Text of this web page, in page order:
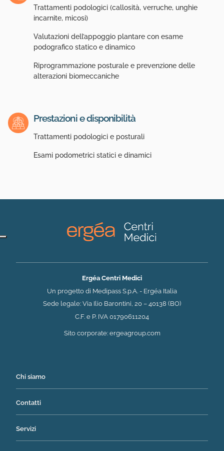
Trattamenti podologici (callosità, verruche, unghie
incarnite, micosi)
Valutazioni dell’appoggio plantare con esame
podografico statico e dinamico
Riprogrammazione posturale e prevenzione delle
alterazioni biomeccaniche
Prestazioni e disponibilità
Trattamenti podologici e posturali
Esami podometrici statici e dinamici
Ergéa Centri Medici
Un progetto di Medipass S.p.A. - Ergéa Italia
Sede legale: Via Ilio Barontini, 20 – 40138 (BO)
C.F. e P. IVA 01790611204
Sito corporate: ergeagroup.com(si apre in una nuova
Chi siamo
Contatti
Servizi